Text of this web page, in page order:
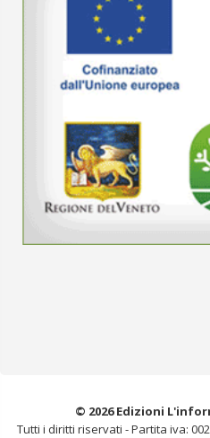
© 2026 Edizioni
Tutti i diritti riservati -Partita iva: